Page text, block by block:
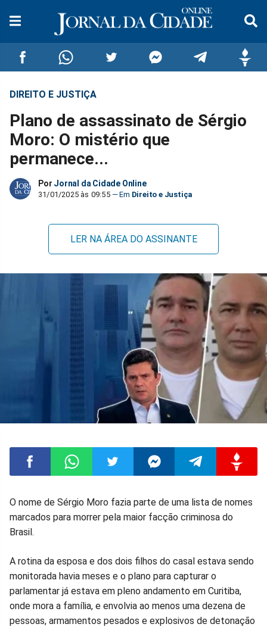
Compartilhar
no
Facebook
Compartilhar
no
Whatsapp
Compartilhar
no
Twitter
no
no
no
DIREITO E JUSTIÇA
Plano de assassinato de Sérgio
Moro: O mistério que
permanece...
Por Jornal da Cidade Online
31/01/2025 às 09:55 Direito e Justiça
LER NA ÁREA DO ASSINANTE
Compartilhar
no
Facebook
Compartilhar
Whatsapp
Compartilhar
Twitter
Compartilhar
Messenger
Compartilhar
TelegramGettr
O nome de Sérgio Moro fazia parte de uma lista de nomes
marcados para morrer pela maior facção criminosa do
Brasil.
A rotina da esposa e dos dois filhos do casal estava sendo
monitorada havia meses e o plano para capturar o
parlamentar já estava em pleno andamento em Curitiba,
onde mora a família, e envolvia ao menos uma dezena de
pessoas, armamentos pesados e explosivos de detonação